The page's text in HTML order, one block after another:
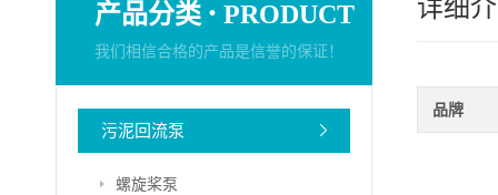
产品分类 · PRODUCT
我们相信合格的产品是信誉的保证！
污泥回流泵
螺旋桨泵
详细
品牌